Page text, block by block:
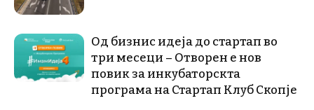
Од бизнис идеја до стартап во
три месеци – Отворен е нов
повик за инкубаторскта
програма на Стартап Клуб Скопје